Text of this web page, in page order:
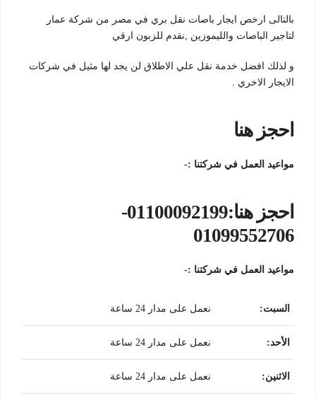
بالتالى ارخص ايجار باصات نقل بري في مصر من شركة عمار
لتاجير الباصات والليموزين ,نقدم للزبون ارقي
و لذلك افضل خدمة نقل علي الاطلاق لن يجد لها مثيل في شركات
الايجار الاخري .
احجز هنا
مواعيد العمل في شركتنا :-
احجز هنا:01100092199-
01099552706
مواعيد العمل في شركتنا :-
السبت: نعمل على مدار 24 ساعة
الأحد: نعمل على مدار 24 ساعة
الاثنين: نعمل على مدار 24 ساعة